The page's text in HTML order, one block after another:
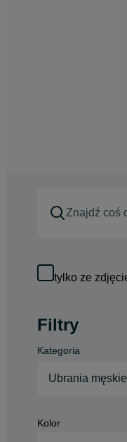
tylko ze
Filtry
Kategoria
Ubrania męskie
Kolor